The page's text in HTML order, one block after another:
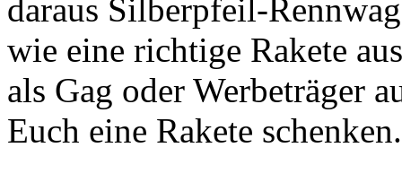
daraus Silberpfeil-
wie eine richtige Rakete
als Gag oder Werbeträger
Euch eine Rakete